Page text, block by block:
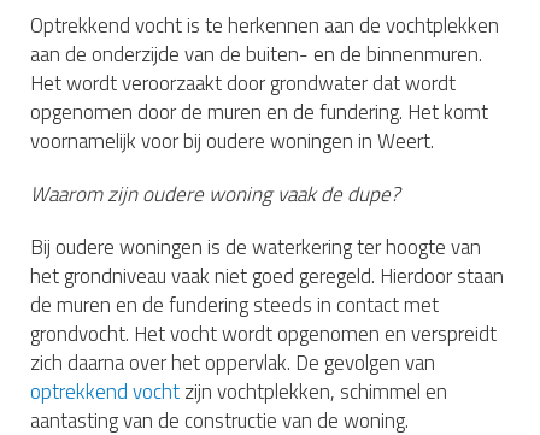
Optrekkend vocht is te herkennen aan de vochtplekken
aan de onderzijde van de buiten- en de binnenmuren.
Het wordt veroorzaakt door grondwater dat wordt
opgenomen door de muren en de fundering. Het komt
voornamelijk voor bij oudere woningen in Weert.
Waarom zijn oudere woning vaak de dupe?
Bij oudere woningen is de waterkering ter hoogte van
het grondniveau vaak niet goed geregeld. Hierdoor staan
de muren en de fundering steeds in contact met
grondvocht. Het vocht wordt opgenomen en verspreidt
zich daarna over het oppervlak. De gevolgen van
optrekkend vochtzijn vochtplekken, schimmel en
aantasting van de constructie van de woning.